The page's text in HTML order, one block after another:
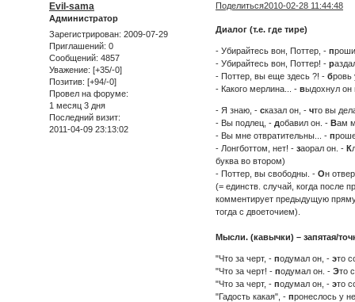
Поделиться2010-02-28 11:44:48
Evil-sama
Администратор
Зарегистрирован: 2009-07-29
Приглашений: 0
Сообщений: 4857
Уважение: [+35/-0]
Позитив: [+94/-0]
Провел на форуме:
1 месяц 3 дня
Последний визит:
2011-04-09 23:13:02
Диалог (т.е. где тире)
- Убирайтесь вон, Поттер, -п
- Убирайтесь вон, Поттер! -р
- Поттер, вы еще здесь ?! -бровь
- Какого мерлина... -выдохнул он
- Я знаю, -сказал он, -что вы
- Вы подлец, - добавил он. -Вам
- Вы мне отвратительны... -п
- Лонгботтом, нет! -заорал он. -К
буква во втором)
- Поттер, вы свободны. -Он
(= единств. случай, когда после
комментирует предыдущую
тогда с двоеточием).
Мысли. (кавычки) – запятая/
"Что за черт, -подумал он, -это
"Что за черт! -подумал он. -Это
"Что за черт, -подумал он, -это
"Гадость какая", -пронеслось у